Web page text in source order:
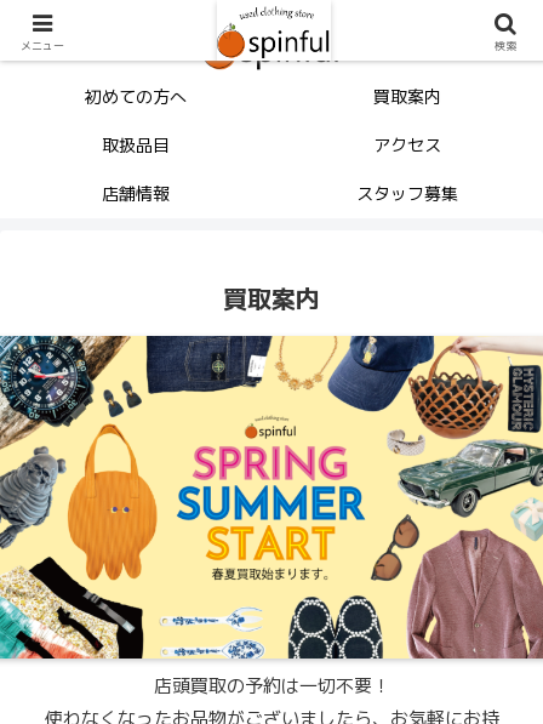
初めての方へ 買取案内
取扱品目 アクセス
店舗情報 スタッフ募集
買取案内
店頭買取の予約は一切不要！
使わなくなったお品物がございましたら、お気軽にお持
メニュー 検索